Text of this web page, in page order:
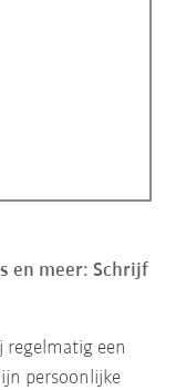
en meer: Schrijf
regelmatig een
persoonlijke